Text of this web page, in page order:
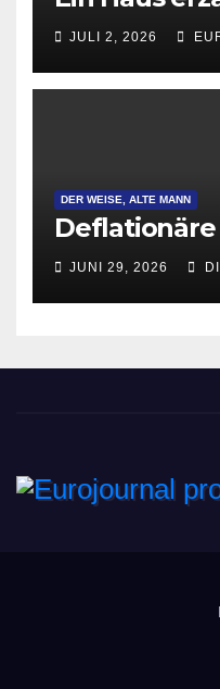
JULI 2, 2026
DER WEISE, ALTE MANN
JUNI 29, 2026